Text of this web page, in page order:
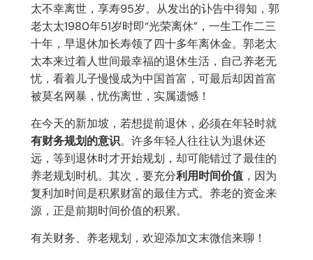
太不幸离世，享寿95岁。从发出的讣告中得知，郭
老太太1980年51岁时即“光荣离休”，一生工作二三
十年，早退休加长寿领了四十多年离休金。郭老太
太本来过着人世间最幸福的退休生活，自己养老无
忧，看着儿子慢慢成为中国首富，可最后却因首富
被莫名网暴，忧伤离世，实属遗憾！
在今天的新加坡，若想提前退休，必须在年轻时就
有财务规划的意识。许多年轻人往往认为退休还
远，等到退休时才开始规划，却可能错过了最佳的
养老规划时机。其次，要充分利用时间价值 ，因为
复利加时间是积累财富的最佳方式。养老的资金来
源，正是前期时间价值的积累。
有关财务、养老规划，欢迎添加文末微信来聊！